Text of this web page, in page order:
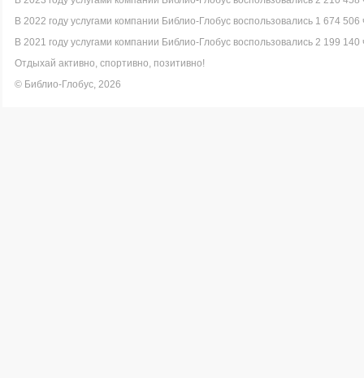
В 2022 году услугами компании Библио-Глобус воспользовались 1 674 506
В 2021 году услугами компании Библио-Глобус воспользовались 2 199 140
Отдыхай активно, спортивно, позитивно!
© Библио-Глобус, 2026